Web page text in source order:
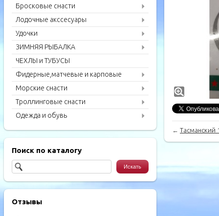
Бросковые снасти
Лодочные акссесуары
Удочки
ЗИМНЯЯ РЫБАЛКА
ЧЕХЛЫ и ТУБУСЫ
Фидерные,матчевые и карповые
удилища
Морские снасти
Троллинговые снасти
Одежда и обувь
Поиск по каталогу
Отзывы
← Тасманский